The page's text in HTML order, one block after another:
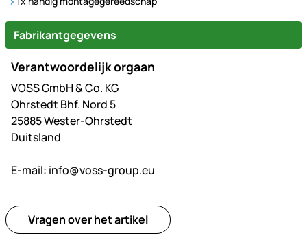
Fabrikantgegevens
Verantwoordelijk orgaan
VOSS GmbH & Co. KG
Ohrstedt Bhf. Nord 5
25885 Wester-Ohrstedt
Duitsland
E-mail: info@voss-group.eu
Vragen over het artikel